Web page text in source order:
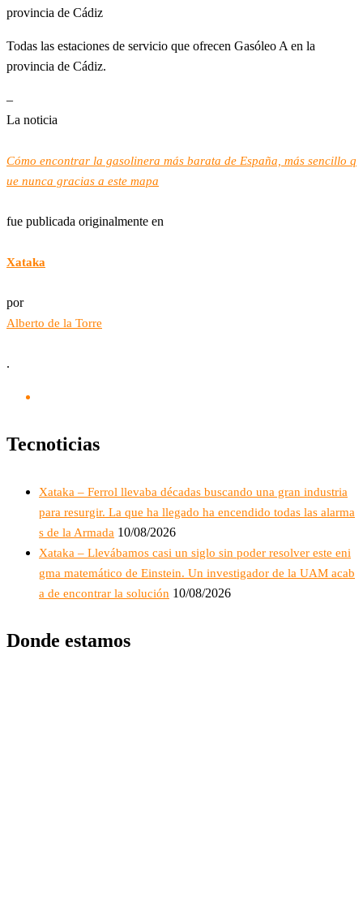
provincia de Cádiz
Todas las estaciones de servicio que ofrecen Gasóleo A en la
provincia de Cádiz.
–
La noticia
Cómo encontrar la gasolinera más barata de España, más sencillo q
ue nunca gracias a este mapa
fue publicada originalmente en
Xataka
por
Alberto de la Torre
.
Tecnoticias
Xataka – Ferrol llevaba décadas buscando una gran industria
para resurgir. La que ha llegado ha encendido todas las alarma
s de la Armada 10/08/2026
Xataka – Llevábamos casi un siglo sin poder resolver este eni
gma matemático de Einstein. Un investigador de la UAM acab
a de encontrar la solución 10/08/2026
Donde estamos